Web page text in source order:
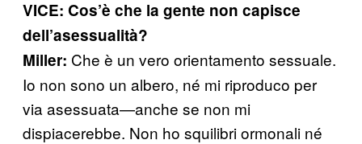
VICE: Cos’è che la gente non capisce
dell’asessualità?
Miller: Che è un vero orientamento sessuale.
Io non sono un albero, né mi riproduco per
via asessuata—anche se non mi
dispiacerebbe. Non ho squilibri ormonali né